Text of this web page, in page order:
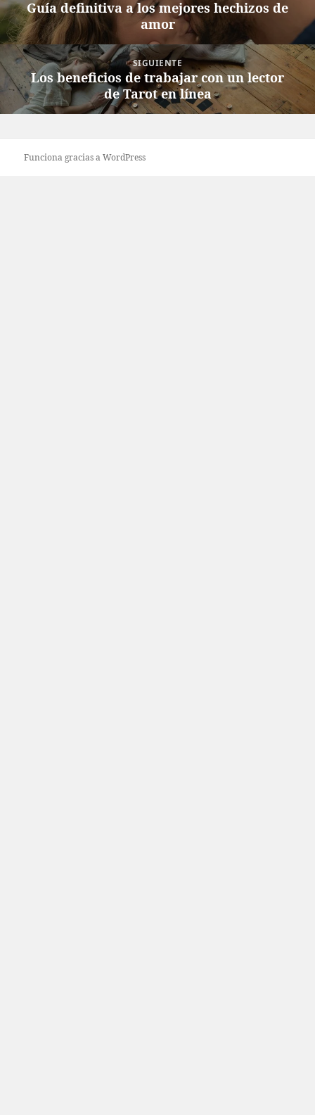
entradas
Entrada
anterior:
Guía definitiva a los mejores hechizos de
amor
SIGUIENTE
Entrada
siguiente:
Los beneficios de trabajar con un lector
de Tarot en línea
Funciona gracias a WordPress